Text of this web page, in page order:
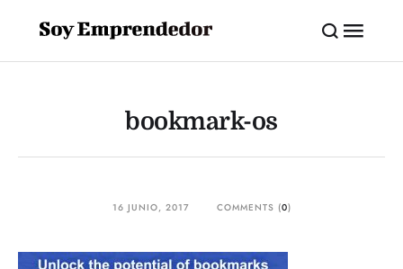
bookmark-os
16 JUNIO, 2017 COMMENTS (0)